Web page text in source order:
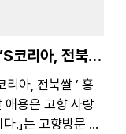
김완주 지사 추석 귀성객 맞아 ‘米 ’S코리아, 전북쌀 ’ 홍보